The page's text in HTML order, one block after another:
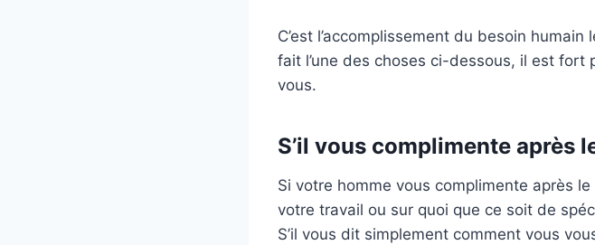
C’est l’accomplissement du besoin
fait l’une des choses ci-dessous, il est
vous.
S’il vous complimente après
Si votre homme vous complimente après
votre travail ou sur quoi que ce soit de
S’il vous dit simplement comment vous